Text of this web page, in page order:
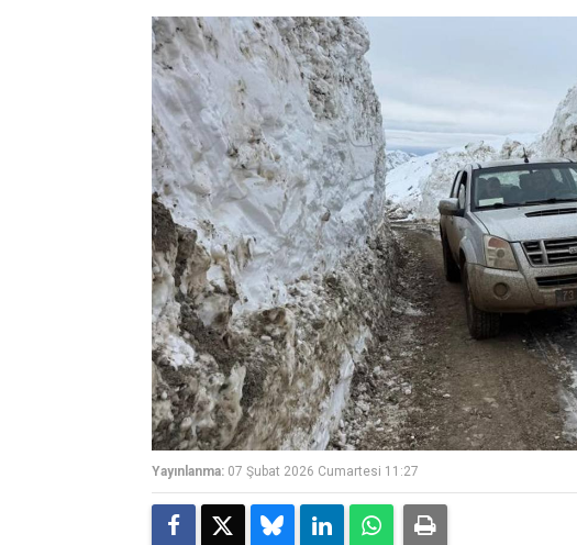
Yayınlanma: 07 Şubat 2026 Cumartesi 11:27